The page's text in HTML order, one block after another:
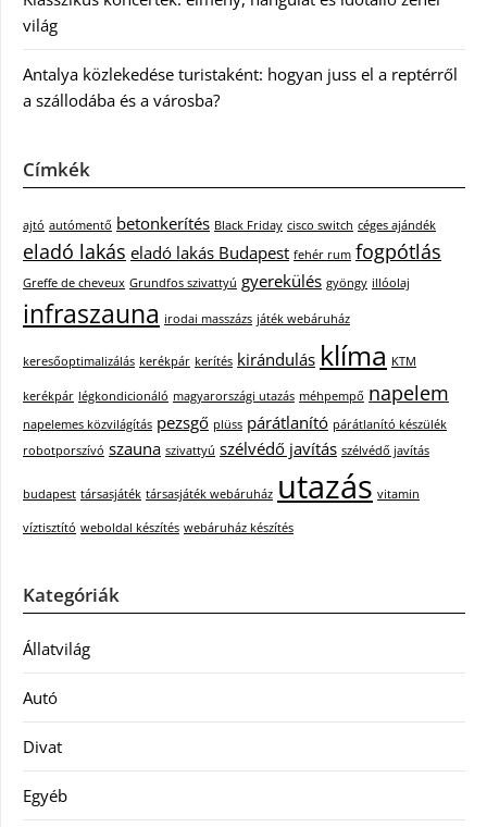
világ
Antalya közlekedése turistaként: hogyan juss el a reptérről
a szállodába és a városba?
Címkék
ajtó autómentő betonkerítés Black Friday cisco switch céges ajándék
eladó lakás eladó lakás Budapest fehér rum fogpótlás
Greffe de cheveux Grundfos szivattyú gyerekülés gyöngy illóolaj
infraszauna irodai masszázs játék webáruház
keresőoptimalizálás kerékpár kerítés kirándulás klíma KTM
kerékpár légkondicionáló magyarországi utazás méhpempő napelem
napelemes közvilágítás pezsgő plüss párátlanító párátlanító készülék
robotporszívó szauna szivattyú szélvédő javítás szélvédő javítás
budapest társasjáték társasjáték webáruház utazás vitamin
víztisztító weboldal készítés webáruház készítés
Kategóriák
Állatvilág
Autó
Divat
Egyéb